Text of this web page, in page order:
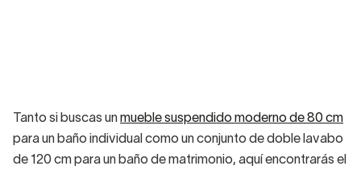
Tanto si buscas un mueble suspendido moderno de 80 cm
para un baño individual como un conjunto de doble lavabo
de 120 cm para un baño de matrimonio, aquí encontrarás el